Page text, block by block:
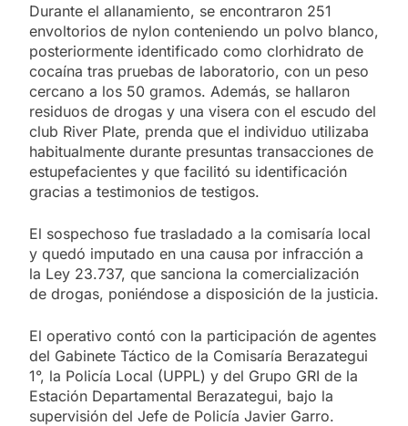
Durante el allanamiento, se encontraron 251
envoltorios de nylon conteniendo un polvo blanco,
posteriormente identificado como clorhidrato de
cocaína tras pruebas de laboratorio, con un peso
cercano a los 50 gramos. Además, se hallaron
residuos de drogas y una visera con el escudo del
club River Plate, prenda que el individuo utilizaba
habitualmente durante presuntas transacciones de
estupefacientes y que facilitó su identificación
gracias a testimonios de testigos.
El sospechoso fue trasladado a la comisaría local
y quedó imputado en una causa por infracción a
la Ley 23.737, que sanciona la comercialización
de drogas, poniéndose a disposición de la justicia.
El operativo contó con la participación de agentes
del Gabinete Táctico de la Comisaría Berazategui
1°, la Policía Local (UPPL) y del Grupo GRI de la
Estación Departamental Berazategui, bajo la
supervisión del Jefe de Policía Javier Garro.